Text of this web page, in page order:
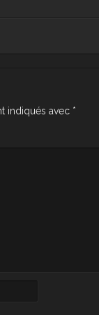
indiqués avec *